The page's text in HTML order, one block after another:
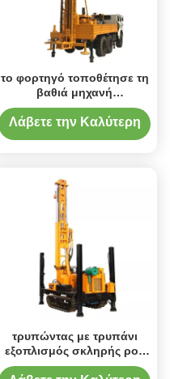
το φορτηγό τοποθέτησε τη
βαθιά μηχανή
εγκαταστάσεων
γεώτρησης διατρήσεων
Λάβετε την Καλύτερη
τρυπώντας με τρυπάνι
εξοπλισμός σκληρής ροκ
220m περιστροφικός για τα